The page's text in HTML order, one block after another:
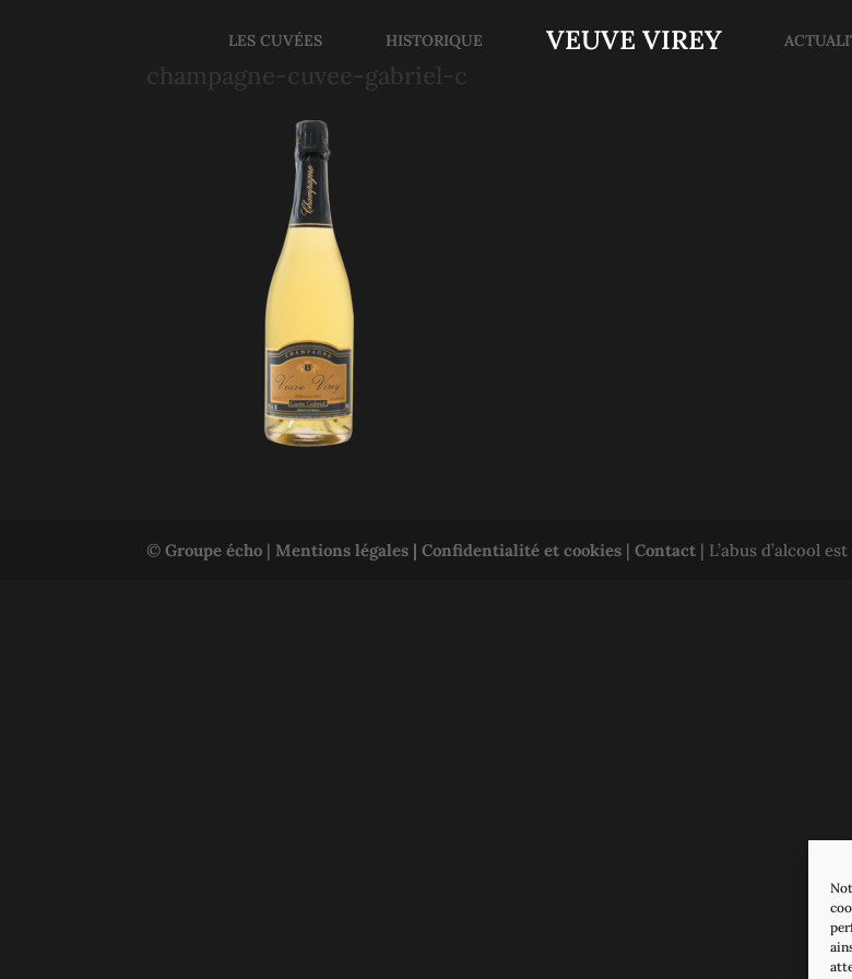
LES CUVÉES HISTORIQUE VEUVE VIREY
champagne-cuvee-gabriel-c
©Groupe écho | Mentions légales |Confidentialité et cookies |Contact | L’abus d’alcool